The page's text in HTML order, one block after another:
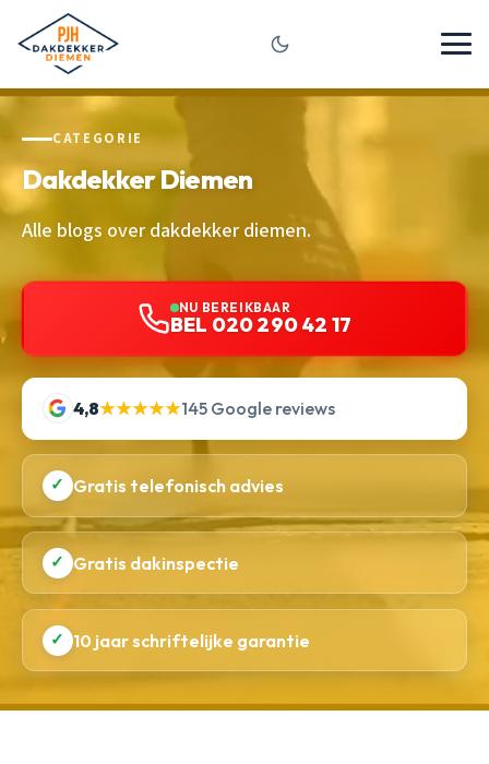
CATEGORIE
Dakdekker Diemen
Alle blogs over dakdekker diemen.
NU BEREIKBAAR
BEL 020 290 42 17
4,8★★★★★145 Google reviews
✓ Gratis telefonisch advies
✓ Gratis dakinspectie
✓ 10 jaar schriftelijke garantie